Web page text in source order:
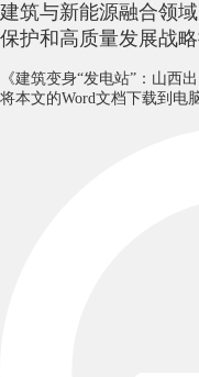
建筑与新能源融合领
保护和高质量发展战略
《建筑变身“发电站”：山西
将本文的Word文档下载到电